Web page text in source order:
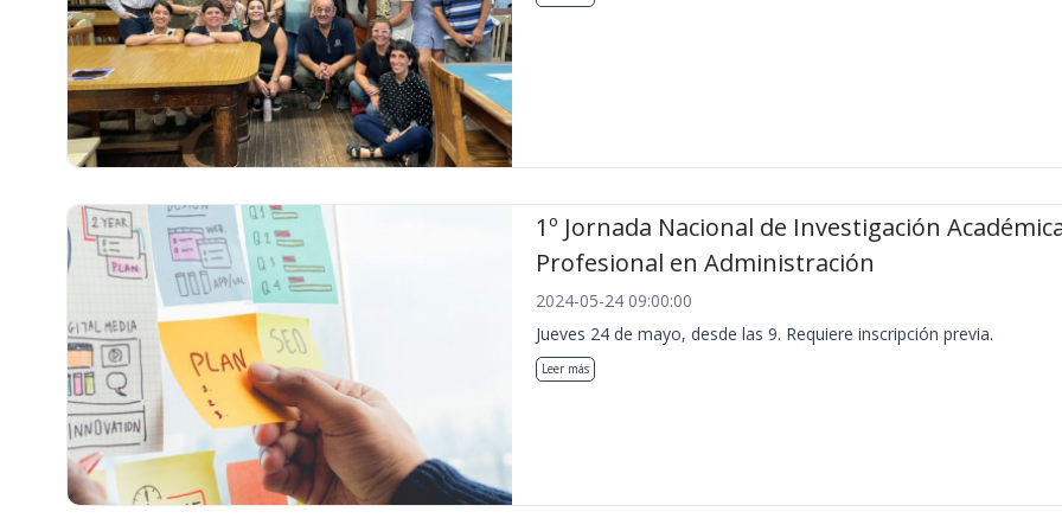
1º Jornada Nacional de Investigación
Profesional en Administración
2024-05-24 09:00:00
Jueves 24 de mayo, desde las 9. Requiere inscripción previa.
Leer más